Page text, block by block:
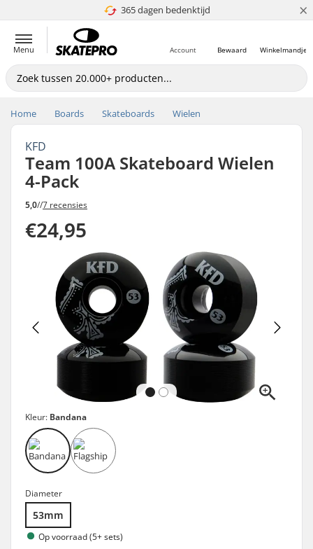
365 dagen bedenktijd
4.8 van 5 ×
Menu Winkelmandje
Bewaard
Account
Home Boards Skateboards Wielen
KFD
Team 100A Skateboard Wielen
4-Pack
5,0//7 recensies
€24,95
Kleur: Bandana
Diameter
53mm
Op voorraad (5+ sets)